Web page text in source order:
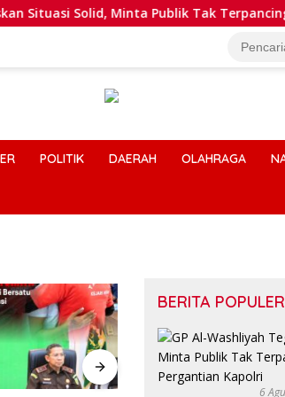
Solid, Minta Publik Tak Terpancing Isu
POLITIK DAERAH OLAHRAGA
BERITA POPULER
6